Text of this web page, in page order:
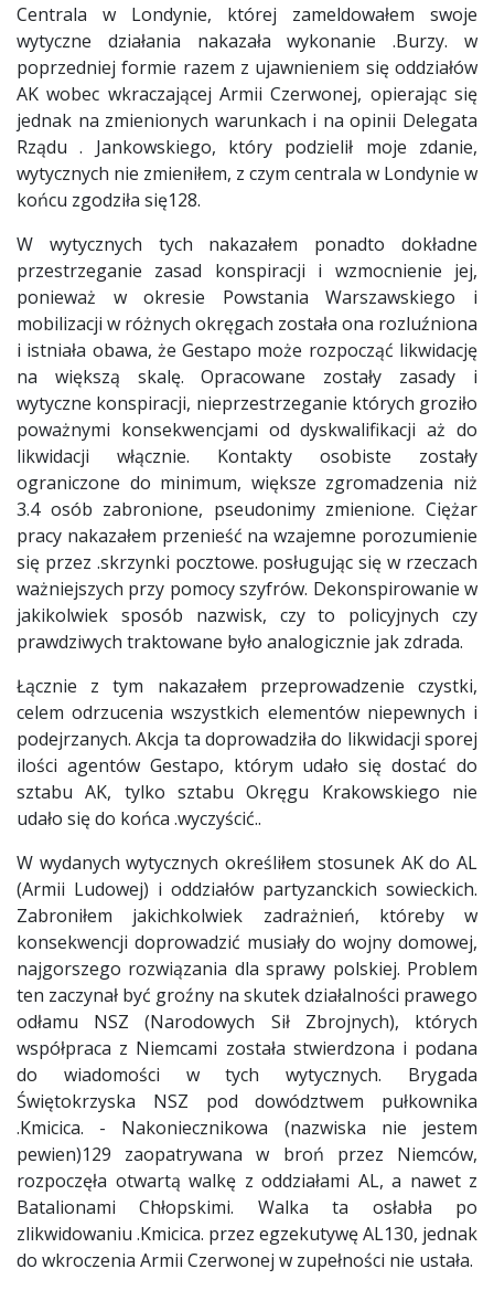
Centrala w Londynie, której zameldowałem swoje
wytyczne działania nakazała wykonanie .Burzy. w
poprzedniej formie razem z ujawnieniem się oddziałów
AK wobec wkraczającej Armii Czerwonej, opierając się
jednak na zmienionych warunkach i na opinii Delegata
Rządu . Jankowskiego, który podzielił moje zdanie,
wytycznych nie zmieniłem, z czym centrala w Londynie w
końcu zgodziła się128.
W wytycznych tych nakazałem ponadto dokładne
przestrzeganie zasad konspiracji i wzmocnienie jej,
ponieważ w okresie Powstania Warszawskiego i
mobilizacji w różnych okręgach została ona rozluźniona
i istniała obawa, że Gestapo może rozpocząć likwidację
na większą skalę. Opracowane zostały zasady i
wytyczne konspiracji, nieprzestrzeganie których groziło
poważnymi konsekwencjami od dyskwalifikacji aż do
likwidacji włącznie. Kontakty osobiste zostały
ograniczone do minimum, większe zgromadzenia niż
3.4 osób zabronione, pseudonimy zmienione. Ciężar
pracy nakazałem przenieść na wzajemne porozumienie
się przez .skrzynki pocztowe. posługując się w rzeczach
ważniejszych przy pomocy szyfrów. Dekonspirowanie w
jakikolwiek sposób nazwisk, czy to policyjnych czy
prawdziwych traktowane było analogicznie jak zdrada.
Łącznie z tym nakazałem przeprowadzenie czystki,
celem odrzucenia wszystkich elementów niepewnych i
podejrzanych. Akcja ta doprowadziła do likwidacji sporej
ilości agentów Gestapo, którym udało się dostać do
sztabu AK, tylko sztabu Okręgu Krakowskiego nie
udało się do końca .wyczyścić..
W wydanych wytycznych określiłem stosunek AK do AL
(Armii Ludowej) i oddziałów partyzanckich sowieckich.
Zabroniłem jakichkolwiek zadrażnień, któreby w
konsekwencji doprowadzić musiały do wojny domowej,
najgorszego rozwiązania dla sprawy polskiej. Problem
ten zaczynał być groźny na skutek działalności prawego
odłamu NSZ (Narodowych Sił Zbrojnych), których
współpraca z Niemcami została stwierdzona i podana
do wiadomości w tych wytycznych. Brygada
Świętokrzyska NSZ pod dowództwem pułkownika
.Kmicica. - Nakoniecznikowa (nazwiska nie jestem
pewien)129 zaopatrywana w broń przez Niemców,
rozpoczęła otwartą walkę z oddziałami AL, a nawet z
Batalionami Chłopskimi. Walka ta osłabła po
zlikwidowaniu .Kmicica. przez egzekutywę AL130, jednak
do wkroczenia Armii Czerwonej w zupełności nie ustała.